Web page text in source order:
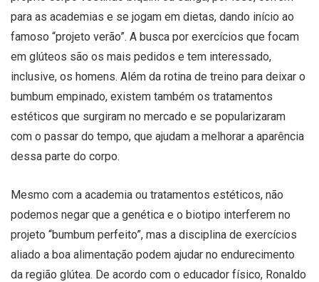
para as academias e se jogam em dietas, dando início ao
famoso “projeto verão”. A busca por exercícios que focam
em glúteos são os mais pedidos e tem interessado,
inclusive, os homens. Além da rotina de treino para deixar o
bumbum empinado, existem também os tratamentos
estéticos que surgiram no mercado e se popularizaram
com o passar do tempo, que ajudam a melhorar a aparência
dessa parte do corpo.
Mesmo com a academia ou tratamentos estéticos, não
podemos negar que a genética e o biotipo interferem no
projeto “bumbum perfeito”, mas a disciplina de exercícios
aliado a boa alimentação podem ajudar no endurecimento
da região glútea. De acordo com o educador físico, Ronaldo